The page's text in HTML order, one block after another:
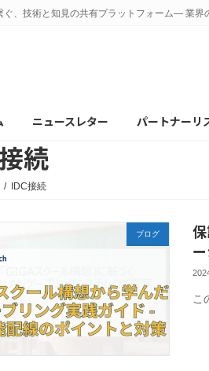
ぐ、技術と知見の共有プラットフォーム— 業
ニュースレター パートナーリ
続
IDC接続
ブログ
こ